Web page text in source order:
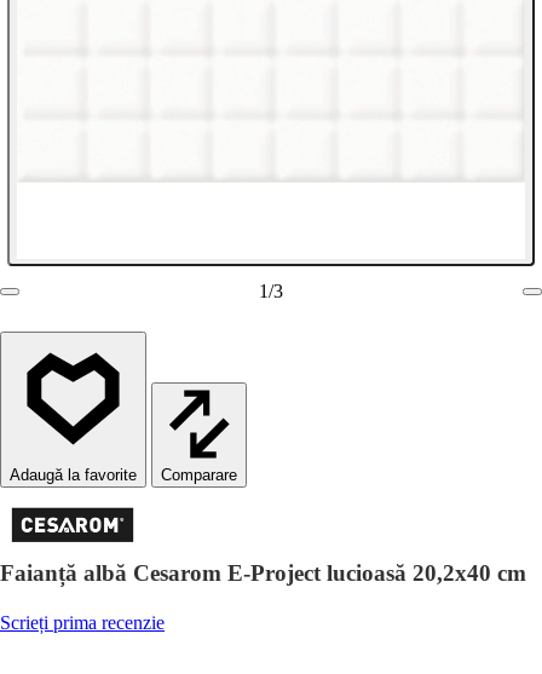
1/3
Comparare
Faianță albă Cesarom E-Project lucioasă 20,2x40 cm
Scrieți prima recenzie